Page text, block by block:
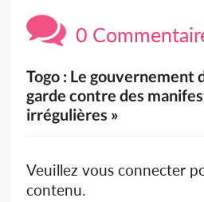
0
Togo : Le gouvernement
garde contre des
irrégulières »
Veuillez vous connecter
contenu.